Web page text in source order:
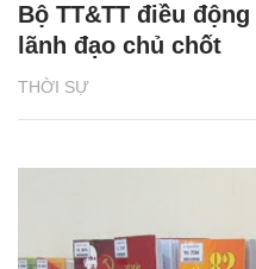
THỜI SỰ
Bộ TT&TT điều
lãnh đạo chủ chốt